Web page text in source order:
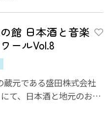
館 日本酒と音楽
ールVol.8
元である盛田株式会社
て、日本酒と地元のお弁
ートが開催されま...